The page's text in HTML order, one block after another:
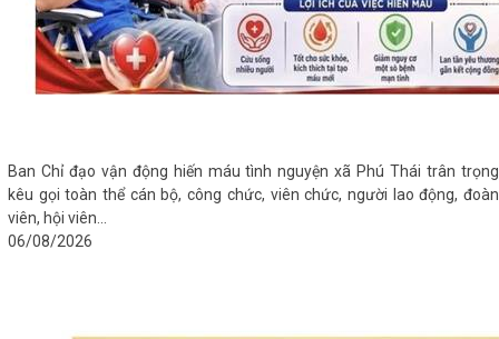
Ban Chỉ đạo vận động hiến máu tình nguyện xã Phú Thái trân trọng
kêu gọi toàn thể cán bộ, công chức, viên chức, người lao động, đoàn
viên, hội viên...
06/08/2026